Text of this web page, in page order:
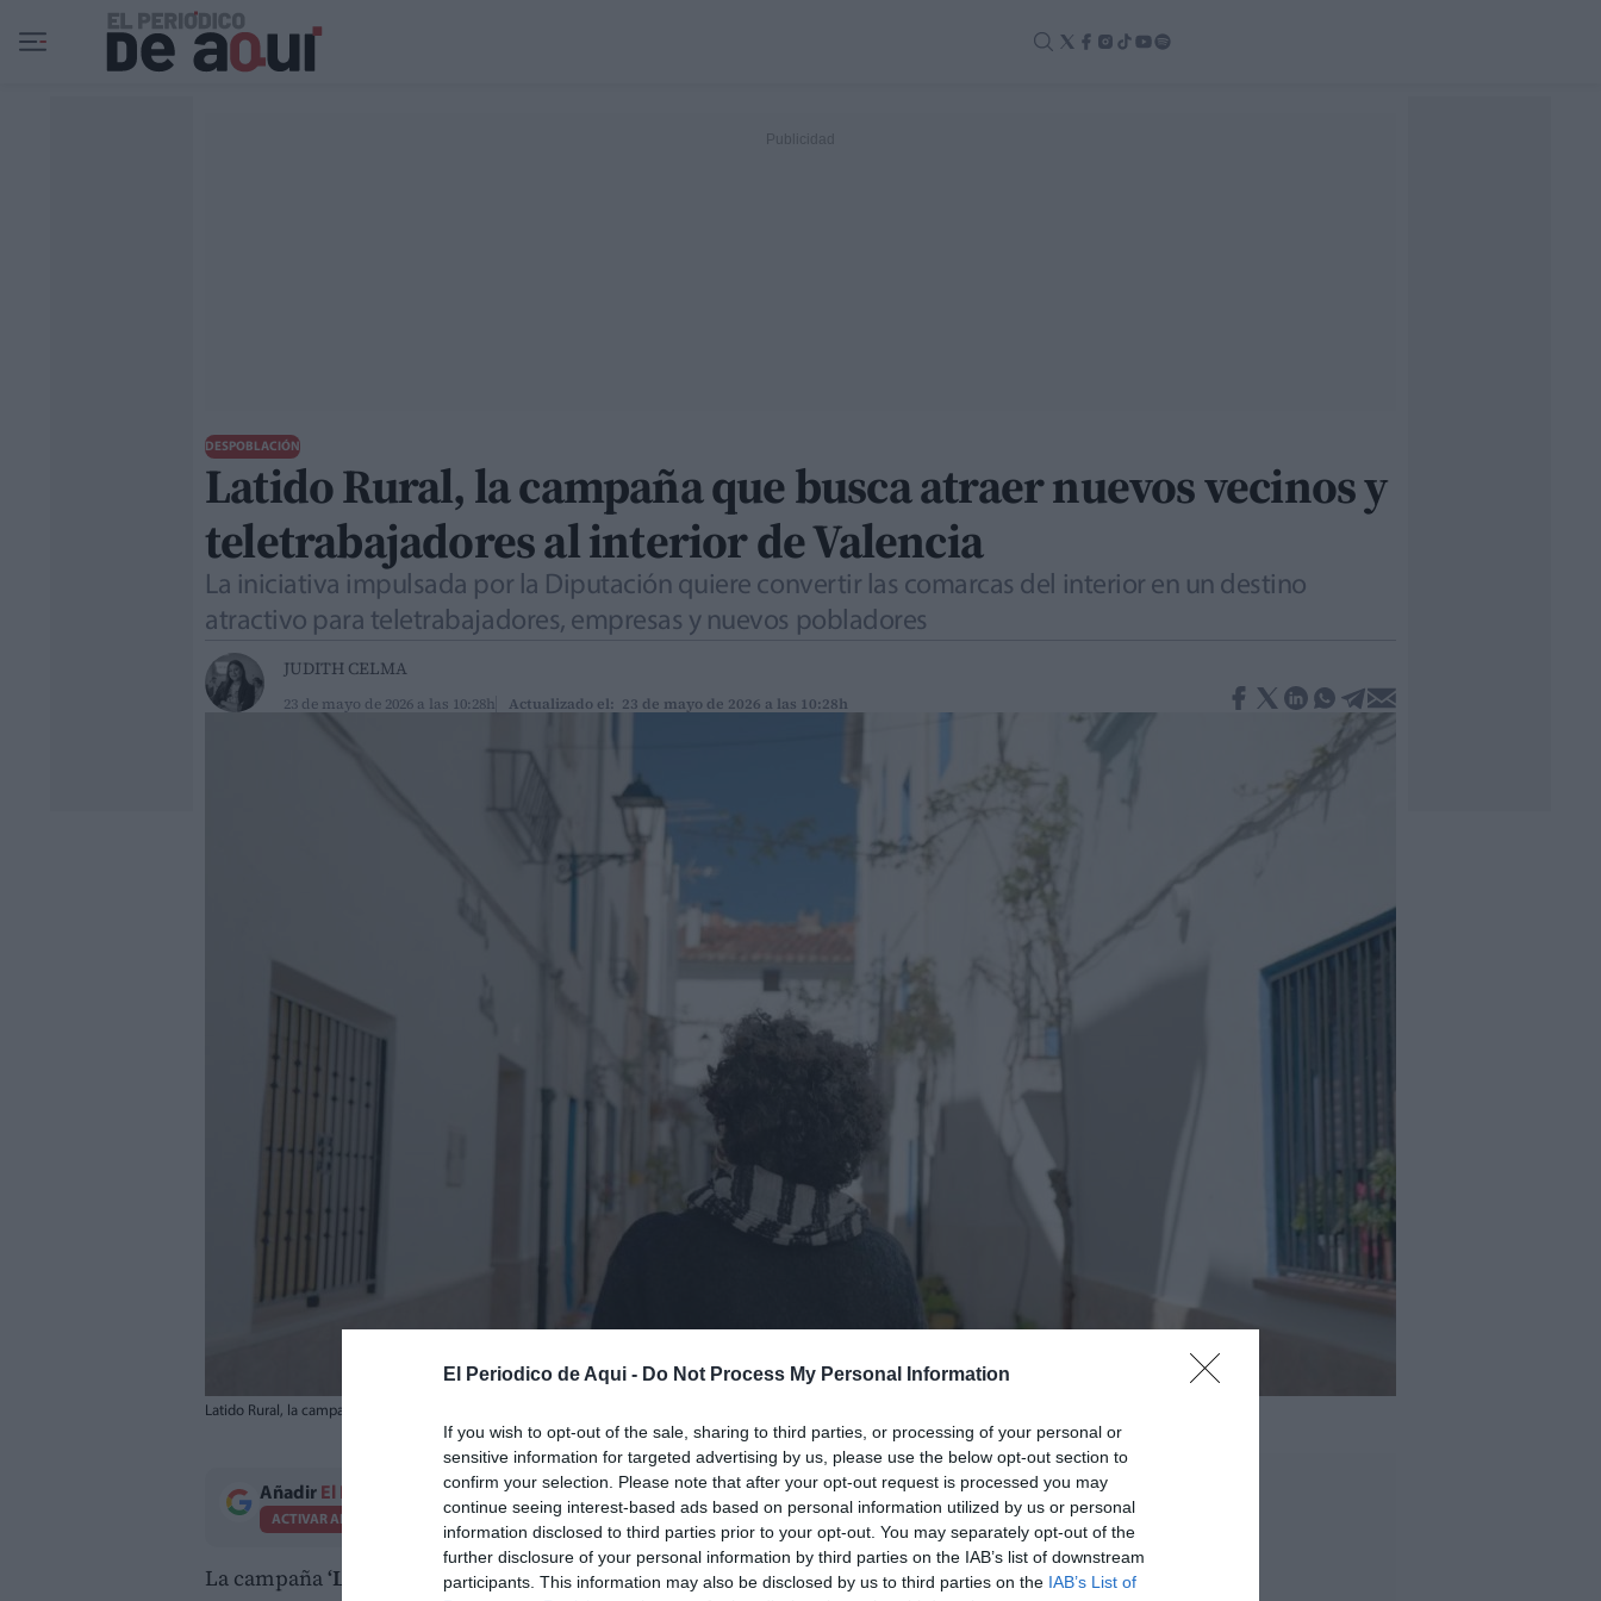
El Periodico de Aqui - Do Not Process My Personal Information
If you wish to opt-out of the sale, sharing to third parties, or processing of your personal or
sensitive information for targeted advertising by us, please use the below opt-out section to
confirm your selection. Please note that after your opt-out request is processed you may
continue seeing interest-based ads based on personal information utilized by us or personal
information disclosed to third parties prior to your opt-out. You may separately opt-out of the
further disclosure of your personal information by third parties on the IAB’s list of downstream
participants. This information may also be disclosed by us to third parties on the IAB’s List of
Ir al contenido principal
DESPOBLACIÓN
Latido Rural, la campaña que busca atraer nuevos vecinos y
teletrabajadores al interior de Valencia
La iniciativa impulsada por la Diputación quiere convertir las comarcas del interior en un destino
atractivo para teletrabajadores, empresas y nuevos pobladores
JUDITH CELMA
23 de mayo de 2026 a las 10:28h Actualizado el: 23 de mayo de 2026 a las 10:28h
Latido Rural, la campaña que busca atraer nuevos vecinos y teletrabajadores al interior de Valencia
Añadir El Periodico de Aquícomo fuente preferida de Google de forma gratuita.
ACTIVAR AHORA
La campaña ‘Latido Rural’ha activado ya su página web oficial con el objetivo